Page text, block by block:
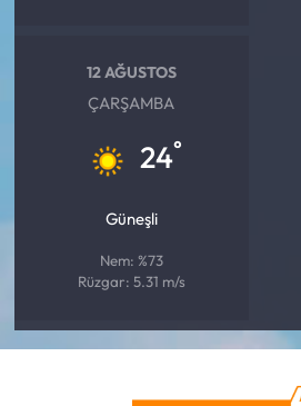
12 AĞUSTOS
ÇARŞAMBA
24°
Güneşli
Nem: %73
Rüzgar: 5.31 m/s